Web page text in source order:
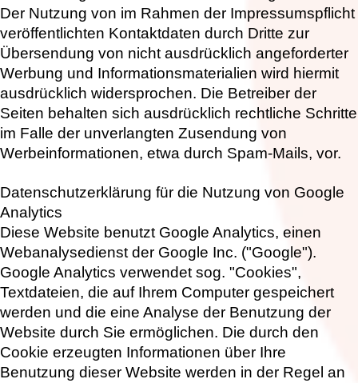
Der Nutzung von im Rahmen der Impressumspflicht
veröffentlichten Kontaktdaten durch Dritte zur
Übersendung von nicht ausdrücklich angeforderter
Werbung und Informationsmaterialien wird hiermit
ausdrücklich widersprochen. Die Betreiber der
Seiten behalten sich ausdrücklich rechtliche Schritte
im Falle der unverlangten Zusendung von
Werbeinformationen, etwa durch Spam-Mails, vor.
Datenschutzerklärung für die Nutzung von Google
Analytics
Diese Website benutzt Google Analytics, einen
Webanalysedienst der Google Inc. ("Google").
Google Analytics verwendet sog. "Cookies",
Textdateien, die auf Ihrem Computer gespeichert
werden und die eine Analyse der Benutzung der
Website durch Sie ermöglichen. Die durch den
Cookie erzeugten Informationen über Ihre
Benutzung dieser Website werden in der Regel an